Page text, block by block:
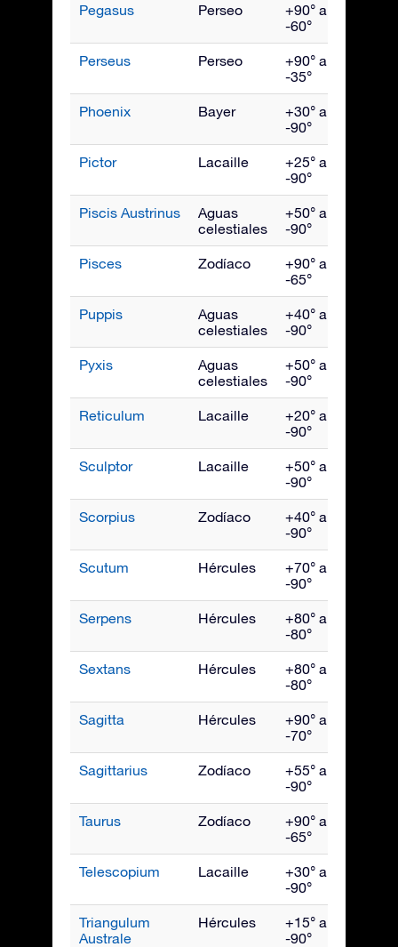
Pegasus Perseo
+90° a
-60°
Perseus Perseo
+90° a
-35°
Phoenix Bayer
+30° a
-90°
Pictor Lacaille
+25° a
-90°
Piscis Austrinus
Aguas
celestiales
+50° a
-90°
Pisces Zodíaco
+90° a
-65°
Puppis
Aguas
celestiales
+40° a
-90°
Pyxis
Aguas
celestiales
+50° a
-90°
Reticulum Lacaille
+20° a
-90°
Sculptor Lacaille
+50° a
-90°
Scorpius Zodíaco
+40° a
-90°
Scutum Hércules
+70° a
-90°
Serpens Hércules
+80° a
-80°
Sextans Hércules
+80° a
-80°
Sagitta Hércules
+90° a
-70°
Sagittarius Zodíaco
+55° a
-90°
Taurus Zodíaco
+90° a
-65°
Telescopium Lacaille
+30° a
-90°
Triangulum
Australe
Hércules
+15° a
-90°